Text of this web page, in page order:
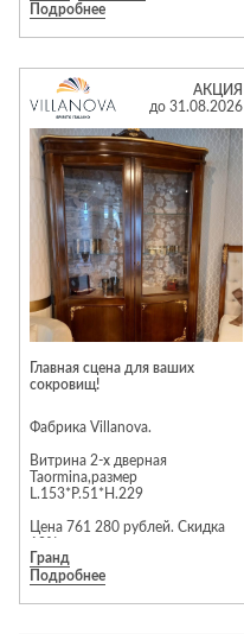
Savona, Elegante, Alivio, Altera,
Turin, Boston, Bruno, Vela, Tiara,
Arta, Monako, Napoli, Teramo;
Cartizze, Barolo, Bruno, Greco,
Uniline, Bridge, Terra, Canti,
Kantri и Antella; мягкие
интерьерные кровати; мягкая
мебель Antau, Arden, Bioko,
Brela, Gleno, Kayan, Lanz, Nile,
Omish, Solin, Talla, Tokka, Trim,
Tyrol, Baffin и Bioko; матрасы,
подушки, одеяла и защитные
чехлы. Подробности у
продавцов‑консультантов и на
сайте dyatkovo.ru.
Подробнее
АКЦИЯ
до 31.08.2026
Главная сцена для ваших
сокровищ!
Фабрика Villanova.
Витрина 2-х дверная
Taormina,размер
L.153*P.51*H.229
Цена 761 280 рублей. Скидка
Гранд
Подробнее